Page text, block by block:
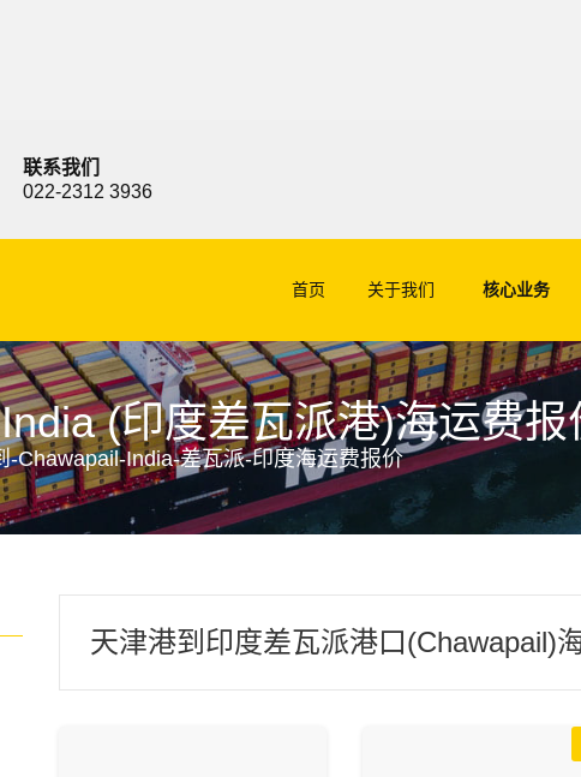
联系我们
022-2312 3936
首页 关于我们 核心业务
(印度差瓦派港)海运费报
-Chawapail-India-差瓦派-印度海运费报价
天津港到印度差瓦派港口(Chawapail)